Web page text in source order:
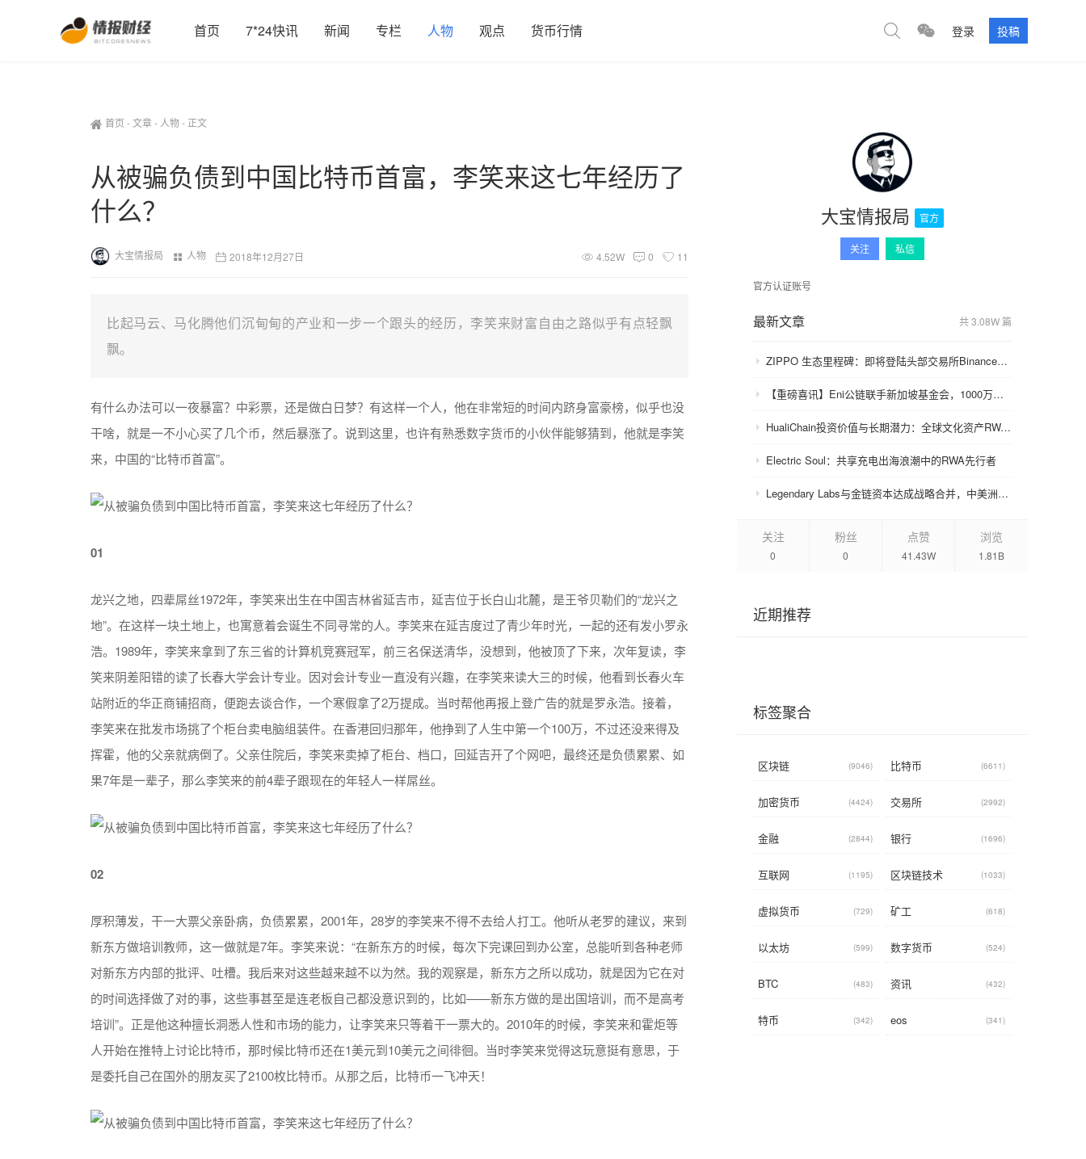
首页 7*24快讯 新闻 专栏 人物 观点 货币行情 登录 投稿
首页 -文章- 人物- 正文
从被骗负债到中国比特币首富，李笑来这七年经历了
什么？
大宝情报局 人物 2018年12月27日 4.52W 0 11
比起马云、马化腾他们沉甸甸的产业和一步一个跟头的经历，李笑来财富自由之路似乎有点轻飘
飘。
有什么办法可以一夜暴富？中彩票，还是做白日梦？有这样一个人，他在非常短的时间内跻身富豪榜，似乎也没
干啥，就是一不小心买了几个币，然后暴涨了。说到这里，也许有熟悉数字货币的小伙伴能够猜到，他就是李笑
来，中国的“比特币首富”。
01
龙兴之地，四辈屌丝1972年，李笑来出生在中国吉林省延吉市，延吉位于长白山北麓，是王爷贝勒们的“龙兴之
地”。在这样一块土地上，也寓意着会诞生不同寻常的人。李笑来在延吉度过了青少年时光，一起的还有发小罗永
浩。1989年，李笑来拿到了东三省的计算机竞赛冠军，前三名保送清华，没想到，他被顶了下来，次年复读，李
笑来阴差阳错的读了长春大学会计专业。因对会计专业一直没有兴趣，在李笑来读大三的时候，他看到长春火车
站附近的华正商铺招商，便跑去谈合作，一个寒假拿了2万提成。当时帮他再报上登广告的就是罗永浩。接着，
李笑来在批发市场挑了个柜台卖电脑组装件。在香港回归那年，他挣到了人生中第一个100万，不过还没来得及
挥霍，他的父亲就病倒了。父亲住院后，李笑来卖掉了柜台、档口，回延吉开了个网吧，最终还是负债累累、如
果7年是一辈子，那么李笑来的前4辈子跟现在的年轻人一样屌丝。
02
厚积薄发，干一大票父亲卧病，负债累累，2001年，28岁的李笑来不得不去给人打工。他听从老罗的建议，来到
新东方做培训教师，这一做就是7年。李笑来说：“在新东方的时候，每次下完课回到办公室，总能听到各种老师
对新东方内部的批评、吐槽。我后来对这些越来越不以为然。我的观察是，新东方之所以成功，就是因为它在对
的时间选择做了对的事，这些事甚至是连老板自己都没意识到的，比如——新东方做的是出国培训，而不是高考
培训”。正是他这种擅长洞悉人性和市场的能力，让李笑来只等着干一票大的。2010年的时候，李笑来和霍炬等
人开始在推特上讨论比特币，那时候比特币还在1美元到10美元之间徘徊。当时李笑来觉得这玩意挺有意思，于
是委托自己在国外的朋友买了2100枚比特币。从那之后，比特币一飞冲天！
大宝情报局 官方
关注 私信
官方认证账号
最新文章 共 3.08W 篇
ZIPPO 生态里程碑：即将登陆头部交易所Binance，GameFi 与通缩模型开启价值飞轮
【重磅喜讯】Eni公链联手新加坡基金会，1000万美金赋能众环CRC！
HualiChain投资价值与长期潜力：全球文化资产RWA赛道的基础设施级机会正在形成
Electric Soul：共享充电出海浪潮中的RWA先行者
Legendary Labs与金链资本达成战略合并，中美洲牌照加持助力生态升级
关注
0
粉丝
0
点赞
41.43W
浏览
1.81B
近期推荐
标签聚合
区块链 (9046) 比特币 (6611)
加密货币 (4424) 交易所 (2992)
金融 (2844) 银行 (1696)
互联网 (1195) 区块链技术 (1033)
虚拟货币 (729) 矿工 (618)
以太坊 (599) 数字货币 (524)
BTC (483) 资讯 (432)
特币 (342) eos (341)